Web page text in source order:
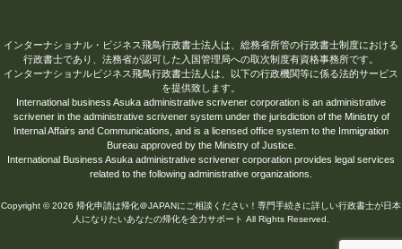
インターナショナル・ビジネス飛鳥行政書士法人は、総務省所管の行政書士制度における
行政書士であり、法務省が認可した入国管理局への取次制度有資格事務所です。
インターナショナルビジネス飛鳥行政書士法人は、以下の行政機関等に係る法的サービス
を提供致します。
International business Asuka administrative scrivener corporation is an administrative
scrivener in the administrative scrivener system under the jurisdiction of the Ministry of
Internal Affairs and Communications, and is a licensed office system to the Immigration
Bureau approved by the Ministry of Justice.
International Business Asuka administrative scrivener corporation provides legal services
related to the following administrative organizations.
Copyright © 2026 帰化申請は帰化＠JAPANにご相談ください！専門手続きに詳しい行政書士が日本
人になりたいあなたの帰化を全力サポート All Rights Reserved.